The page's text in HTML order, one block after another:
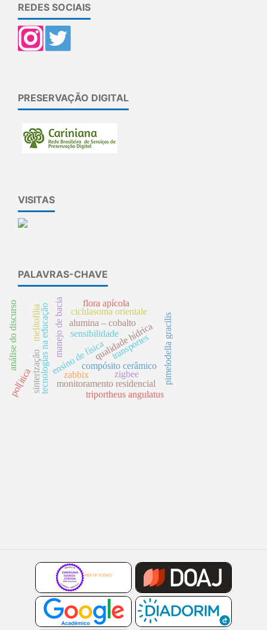
REDES SOCIAIS
PRESERVAÇÃO DIGITAL
VISITAS
PALAVRAS-CHAVE
ensino de físicaqualidade hídrica
manejo de bacia
tecnologias na educação compósito cerâmico
alumina – cobalto
sinterização monitoramento residencial
zigbee
zabbix
pol[itica
cichlasoma orientale
pimelodella gracilis
triportheus angulatus
sensibilidade
análise do discurso transportes
flora apícola
melitofilia